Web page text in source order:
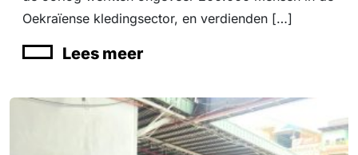
Oekraïense kledingsector, en verdienden […]
Lees meer